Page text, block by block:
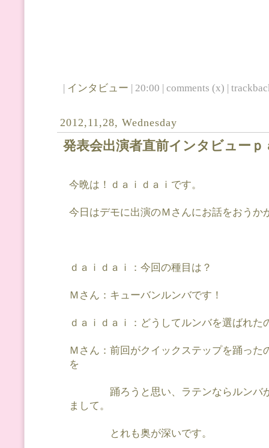
| インタビュー | 20:00 | comments (x) |
2012,11,28, Wednesday
発表会出演者直前インタビューｐ
今晩は！ｄａｉｄａｉです。
今日はデモに出演のＭさんにお話をおうか
ｄａｉｄａｉ：今回の種目は？
Ｍさん：キューバンルンバです！
ｄａｉｄａｉ：どうしてルンバを選ばれた
Ｍさん：前回がクイックステップを踊った
を
踊ろうと思い、ラテンならルンバが
まして。
とれも奥が深いです。